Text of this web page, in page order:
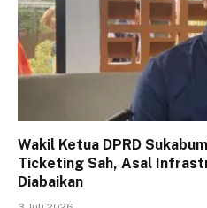
Wakil Ketua DPRD
Ticketing Sah, Asal
Diabaikan